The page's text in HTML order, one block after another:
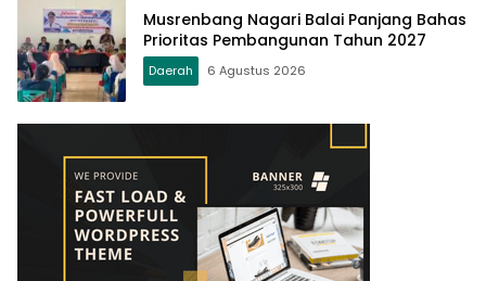
Musrenbang Nagari Balai Panjang Bahas
Prioritas Pembangunan Tahun 2027
Daerah 6 Agustus 2026